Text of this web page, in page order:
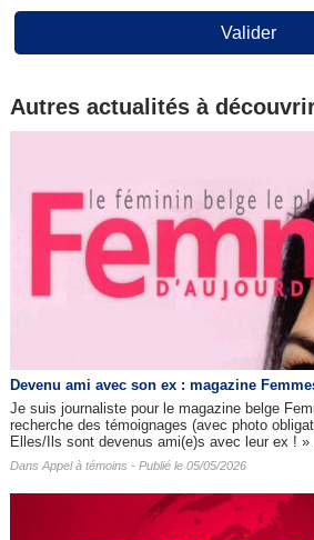
Valider
Autres actualités à
Devenu ami avec son ex : magazine
Je suis journaliste pour le magazine belge
recherche des témoignages (avec photo
Elles/Ils sont devenus ami(e)s avec leur ex ! »
Dans Appel à témoins - Publié le 05/05/2026